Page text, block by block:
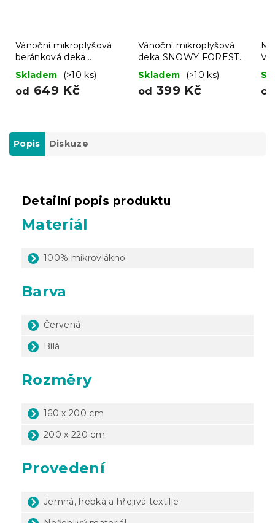
Vánoční mikroplyšová
beránková deka
HVĚZDY fialová
Skladem (>10 ks)
od 649 Kč
Vánoční mikroplyšová
deka SNOWY FOREST
šedá
Skladem (>10 ks)
od 399 Kč od
Popis Diskuze
Detailní popis produktu
Materiál
100% mikrovlákno
Barva
Červená
Bílá
Rozměry
160 x 200 cm
200 x 220 cm
Provedení
Jemná, hebká a hřejivá textilie